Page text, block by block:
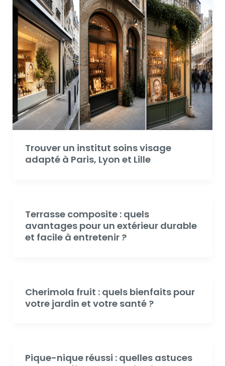
Trouver un institut soins visage
adapté à Paris, Lyon et Lille
Terrasse composite : quels
avantages pour un extérieur durable
et facile à entretenir ?
Cherimola fruit : quels bienfaits pour
votre jardin et votre santé ?
Pique-nique réussi : quelles astuces